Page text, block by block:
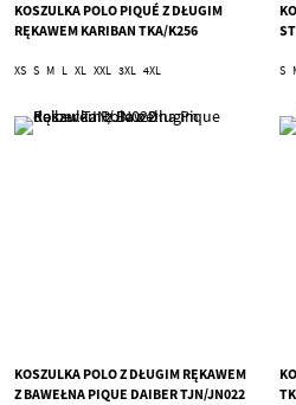
KOSZULKA POLO PIQUÉ Z DŁUGIM
RĘKAWEM KARIBAN TKA/K256
XS S M L XL XXL 3XL 4XL S
KOSZULKA POLO Z DŁUGIM RĘKAWEM
Z BAWEŁNA PIQUE DAIBER TJN/JN022